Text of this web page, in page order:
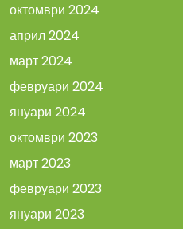
октомври 2024
април 2024
март 2024
февруари 2024
януари 2024
октомври 2023
март 2023
февруари 2023
януари 2023